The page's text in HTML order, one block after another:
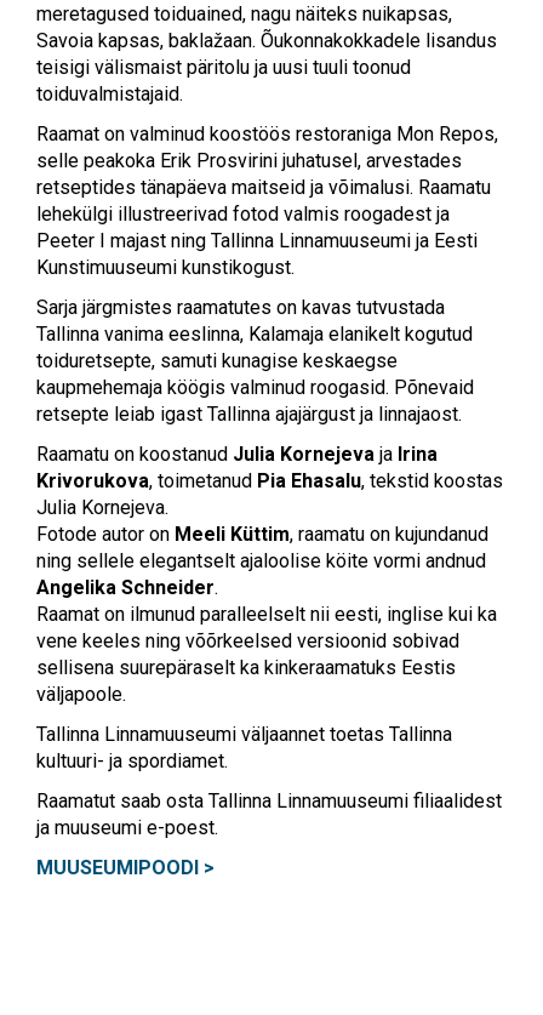
meretagused toiduained, nagu näiteks nuikapsas,
Savoia kapsas, baklažaan. Õukonnakokkadele lisandus
teisigi välismaist päritolu ja uusi tuuli toonud
toiduvalmistajaid.
Raamat on valminud koostöös restoraniga Mon Repos,
selle peakoka Erik Prosvirini juhatusel, arvestades
retseptides tänapäeva maitseid ja võimalusi. Raamatu
lehekülgi illustreerivad fotod valmis roogadest ja
Peeter I majast ning Tallinna Linnamuuseumi ja Eesti
Kunstimuuseumi kunstikogust.
Sarja järgmistes raamatutes on kavas tutvustada
Tallinna vanima eeslinna, Kalamaja elanikelt kogutud
toiduretsepte, samuti kunagise keskaegse
kaupmehemaja köögis valminud roogasid. Põnevaid
retsepte leiab igast Tallinna ajajärgust ja linnajaost.
Raamatu on koostanud Julia Kornejeva ja Irina
Krivorukova, toimetanud Pia Ehasalu, tekstid koostas
Julia Kornejeva.
Fotode autor on Meeli Küttim, raamatu on kujundanud
ning sellele elegantselt ajaloolise köite vormi andnud
Angelika Schneider.
Raamat on ilmunud paralleelselt nii eesti, inglise kui ka
vene keeles ning võõrkeelsed versioonid sobivad
sellisena suurepäraselt ka kinkeraamatuks Eestis
väljapoole.
Tallinna Linnamuuseumi väljaannet toetas Tallinna
kultuuri- ja spordiamet.
Raamatut saab osta Tallinna Linnamuuseumi filiaalidest
ja muuseumi e-poest.
MUUSEUMIPOODI >